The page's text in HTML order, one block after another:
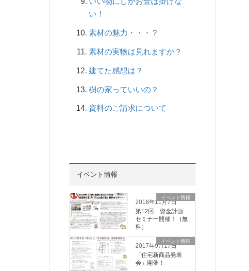
い！
素材の魅力・・・？
素材の実物は見れますか？
建てた感想は？
樹の家っていいの？
資料のご請求について
イベント情報
2018年11月7日
イベント情報
第12回 資金計画
セミナー開催！（無
料）
2017年9月17日
イベント情報
「住宅新商品発表
会」開催！